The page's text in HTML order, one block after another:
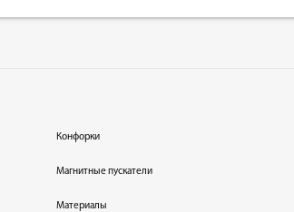
Конфорки
Магнитные пускатели
Материалы